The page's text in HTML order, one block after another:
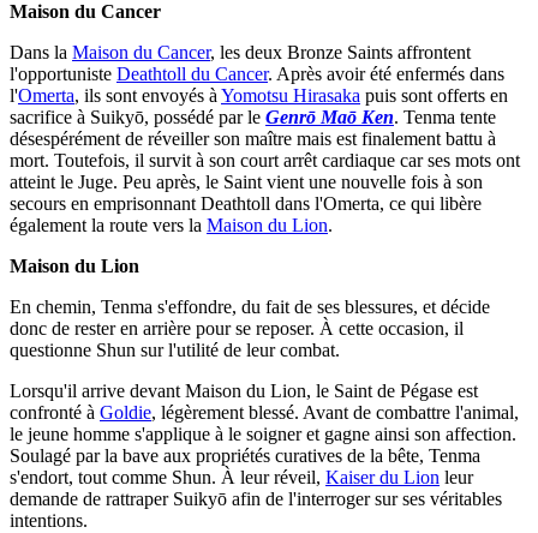
Maison du Cancer
Dans la Maison du Cancer, les deux Bronze Saints affrontent
l'opportuniste Deathtoll du Cancer. Après avoir été enfermés dans
l'Omerta, ils sont envoyés à Yomotsu Hirasaka puis sont offerts en
sacrifice à Suikyō, possédé par le Genrō Maō Ken. Tenma tente
désespérément de réveiller son maître mais est finalement battu à
mort. Toutefois, il survit à son court arrêt cardiaque car ses mots ont
atteint le Juge. Peu après, le Saint vient une nouvelle fois à son
secours en emprisonnant Deathtoll dans l'Omerta, ce qui libère
également la route vers la Maison du Lion.
Maison du Lion
En chemin, Tenma s'effondre, du fait de ses blessures, et décide
donc de rester en arrière pour se reposer. À cette occasion, il
questionne Shun sur l'utilité de leur combat.
Lorsqu'il arrive devant Maison du Lion, le Saint de Pégase est
confronté à Goldie, légèrement blessé. Avant de combattre l'animal,
le jeune homme s'applique à le soigner et gagne ainsi son affection.
Soulagé par la bave aux propriétés curatives de la bête, Tenma
s'endort, tout comme Shun. À leur réveil, Kaiser du Lion leur
demande de rattraper Suikyō afin de l'interroger sur ses véritables
intentions.